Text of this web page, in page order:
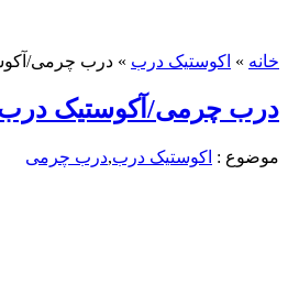
خانه » اکوستیک درب » درب چرمی/
درب چرمی/آکوستیک
موضوع : اکوستیک درب,درب چرمی